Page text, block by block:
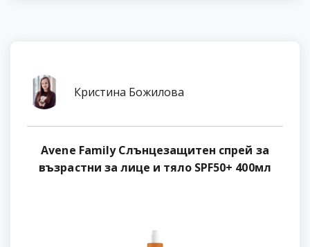
Кристина Божилова
Avene Family Слънцезащитен спрей за
възрастни за лице и тяло SPF50+ 400мл